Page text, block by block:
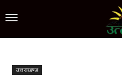
उत्तराखण्ड